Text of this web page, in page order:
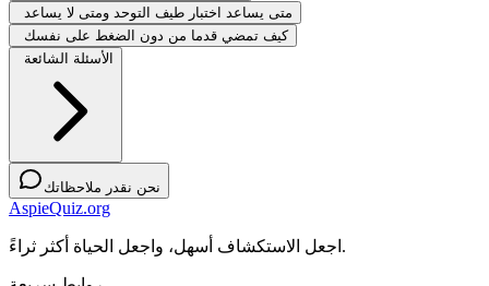
متى يساعد اختبار طيف التوحد ومتى لا يساعد
كيف تمضي قدما من دون الضغط على نفسك
الأسئلة الشائعة
نحن نقدر ملاحظاتك
AspieQuiz.org
اجعل الاستكشاف أسهل، واجعل الحياة أكثر ثراءً.